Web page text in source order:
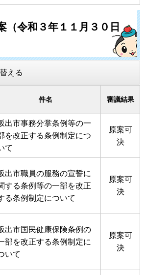
（令和３年１１月３０日
える
件名 審議結果
出市事務分掌条例等の一
を改正する条例制定につ
て
原案可
決
出市職員の服務の宣誓に
する条例等の一部を改正
る条例制定について
原案可
決
出市国民健康保険条例の
部を改正する条例制定に
いて
原案可
決